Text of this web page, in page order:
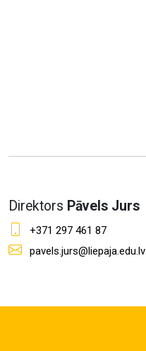
Direktors Pāvels Jurs
+371 297 461 87
pavels.jurs@liepaja.edu.lv